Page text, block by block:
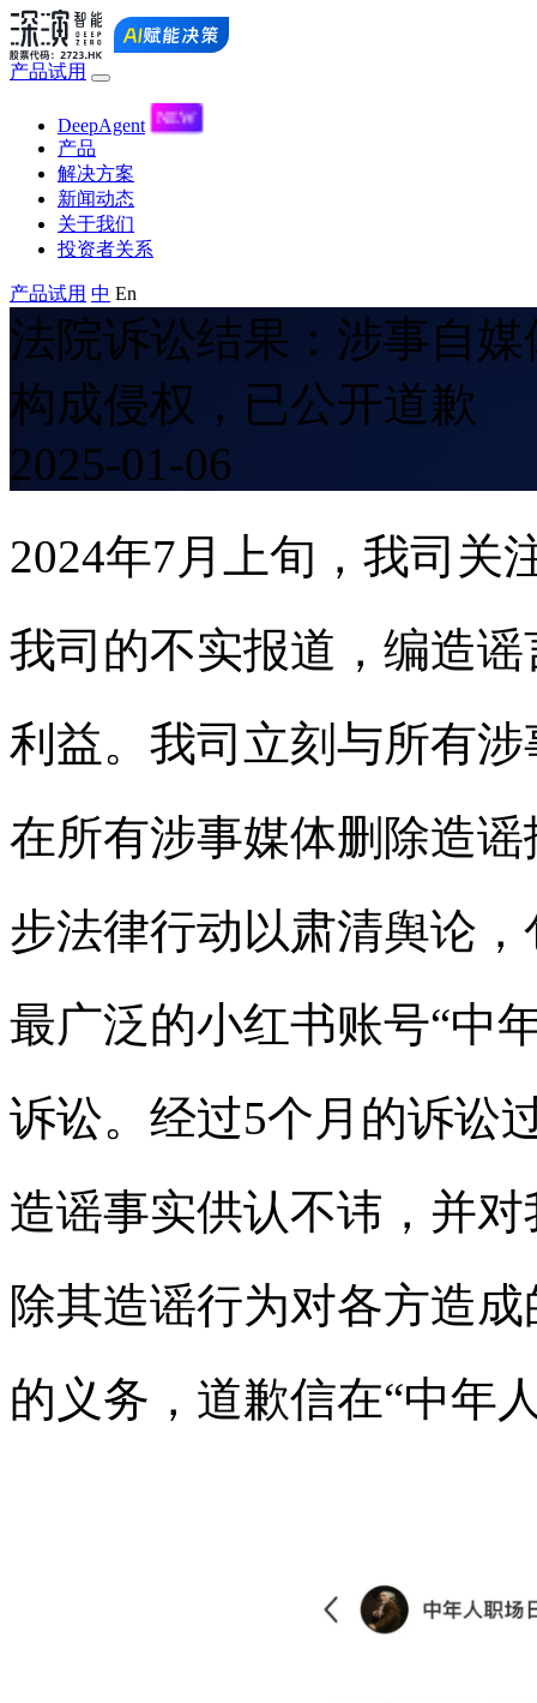
产品试用
DeepAgent
产品
解决方案
新闻动态
关于我们
投资者关系
产品试用 中 En
法院诉讼结果：涉事自
构成侵权，已公开道歉
2025-01-06
2024年7月上旬，我司
我司的不实报道，编造
利益。我司立刻与所有涉
在所有涉事媒体删除造谣
步法律行动以肃清舆论
最广泛的小红书账号“中年
诉讼。经过5个月的诉讼
造谣事实供认不讳，并
除其造谣行为对各方造
的义务，道歉信在“中